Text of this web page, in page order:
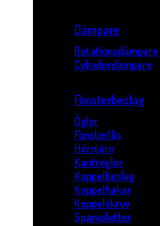
Dämpare
Rotationsdämpare
Cylinderdämpare
Fönsterbeslag
Öglor
Fönsterlås
Hörnjärn
Kantreglar
Koppelbeslag
Koppelhakar
Koppelskruv
Spanjoletter